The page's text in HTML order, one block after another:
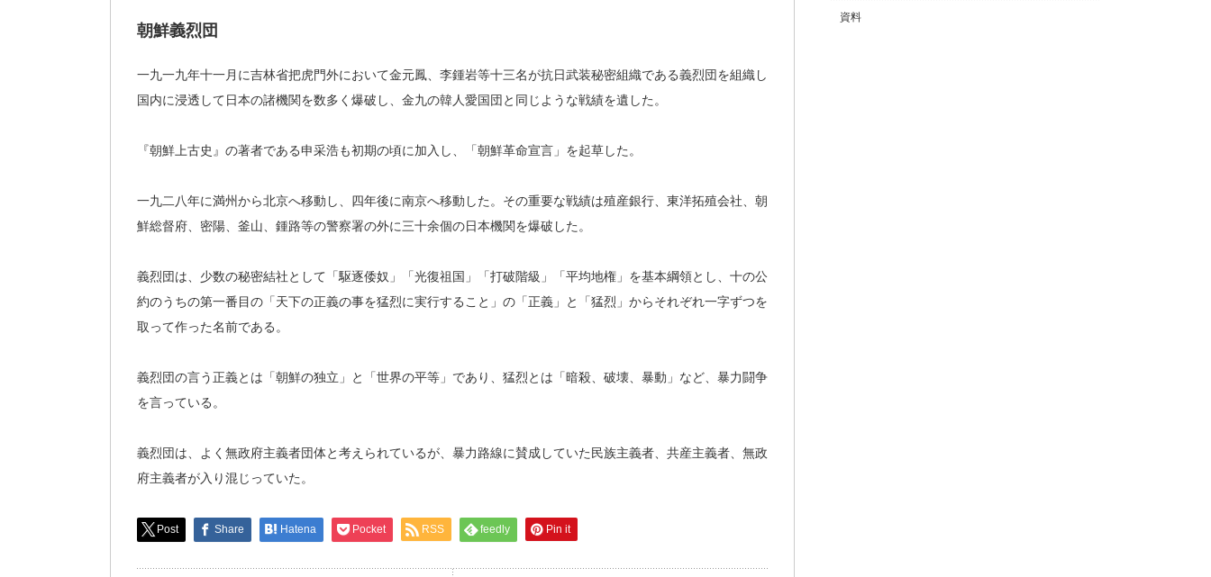
朝鮮義烈団
一九一九年十一月に吉林省把虎門外において金元鳳、李鍾岩等十三名が抗日武装秘密組織である義烈団を組織し
国内に浸透して日本の諸機関を数多く爆破し、金九の韓人愛国団と同じような戦績を遺した。
『朝鮮上古史』の著者である申采浩も初期の頃に加入し、「朝鮮革命宣言」を起草した。
一九二八年に満州から北京へ移動し、四年後に南京へ移動した。その重要な戦績は殖産銀行、東洋拓殖会社、朝
鮮総督府、密陽、釜山、鍾路等の警察署の外に三十余個の日本機関を爆破した。
義烈団は、少数の秘密結社として「駆逐倭奴」「光復祖国」「打破階級」「平均地権」を基本綱領とし、十の公
約のうちの第一番目の「天下の正義の事を猛烈に実行すること」の「正義」と「猛烈」からそれぞれ一字ずつを
取って作った名前である。
義烈団の言う正義とは「朝鮮の独立」と「世界の平等」であり、猛烈とは「暗殺、破壊、暴動」など、暴力闘争
を言っている。
義烈団は、よく無政府主義者団体と考えられているが、暴力路線に賛成していた民族主義者、共産主義者、無政
府主義者が入り混じっていた。
Post Share Hatena Pocket RSS feedly Pin it
資料